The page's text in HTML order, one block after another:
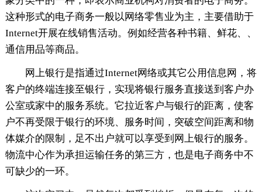
这种形式的电子商务一般以网络零售业为主，主要借助于
Internet开展在线销售活动。例如经营各种书籍、鲜花、、
通信用品等商品。
网上银行是指通过Internet网络或其它公用信息网，将
客户的终端连接至银行，实现将银行服务直接送到客户办
公室或家中的服务系统。它拉近客户与银行的距离，使客
户不再受限于银行的环境、服务时间，突破空间距离和物
体媒介的限制，足不出户就可以享受到网上银行的服务。
物流中心作为承担运输任务的第三方，也是电子商务中不
可缺少的一环。